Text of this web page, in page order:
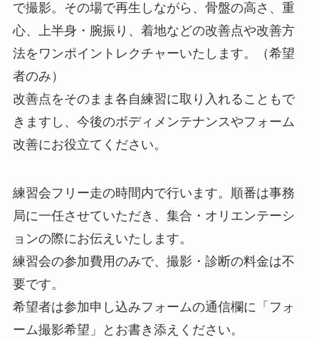
で撮影。その場で再生しながら、骨盤の高さ、重
心、上半身・腕振り、着地などの改善点や改善方
法をワンポイントレクチャーいたします。（希望
者のみ）
改善点をそのまま各自練習に取り入れることもで
きますし、今後のボディメンテナンスやフォーム
改善にお役立てください。
練習会フリー走の時間内で行います。順番は事務
局に一任させていただき、集合・オリエンテーシ
ョンの際にお伝えいたします。
練習会の参加費用のみで、撮影・診断の料金は不
要です。
希望者は参加申し込みフォームの通信欄に「フォ
ーム撮影希望」とお書き添えください。